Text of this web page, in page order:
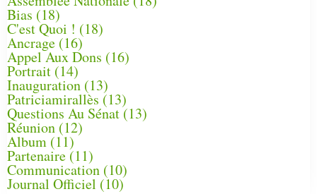
Bias (18)
C'est Quoi ! (18)
Ancrage (16)
Appel Aux Dons (16)
Portrait (14)
Inauguration (13)
Patriciamirallès (13)
Questions Au Sénat(13)
Réunion (12)
Album (11)
Partenaire(11)
Communication (10)
Journal Officiel (10)